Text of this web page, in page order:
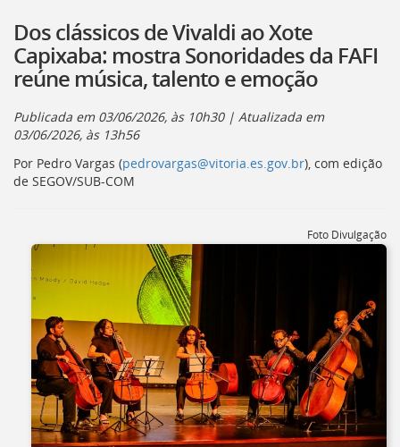
de
acessibilidade
[]
Ir
a
página
do
Portal
para
Portal
de
Serviços
[]
Ir
para
a
lista
de
secretarias
Dos clássicos de Vivaldi ao Xote
Capixaba: mostra Sonoridades da FAFI
reúne música, talento e emoção
Publicada em 03/06/2026, às 10h30| Atualizada em
03/06/2026, às 13h56
Por Pedro Vargas (pedrovargas@vitoria.es.gov.br), com edição
de SEGOV/SUB-COM
Foto Divulgação